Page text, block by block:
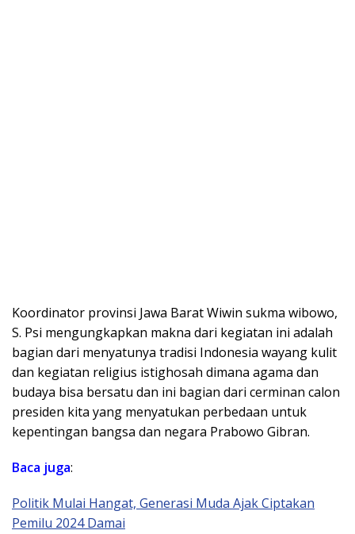
Koordinator provinsi Jawa Barat Wiwin sukma wibowo,
S. Psi mengungkapkan makna dari kegiatan ini adalah
bagian dari menyatunya tradisi Indonesia wayang kulit
dan kegiatan religius istighosah dimana agama dan
budaya bisa bersatu dan ini bagian dari cerminan calon
presiden kita yang menyatukan perbedaan untuk
kepentingan bangsa dan negara Prabowo Gibran.
Baca juga:
Politik Mulai Hangat, Generasi Muda Ajak Ciptakan
Pemilu 2024 Damai